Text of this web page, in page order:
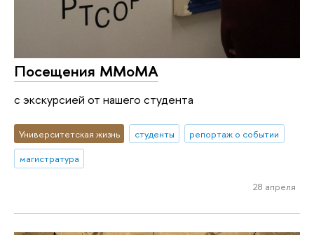
Посещения ММоМА
с экскурсией от нашего студента
Университетская жизнь студенты
репортаж о событии
магистратура
28 апреля